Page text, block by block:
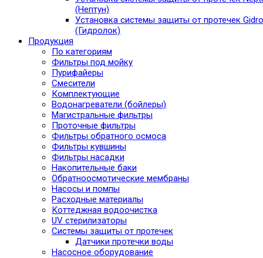
(Нептун)
Установка системы защиты от протечек
(Гидролок)
Продукция
По категориям
Фильтры под мойку
Пурифайеры
Смесители
Комплектующие
Водонагреватели (бойлеры)
Магистральные фильтры
Проточные фильтры
Фильтры обратного осмоса
Фильтры кувшины
Фильтры насадки
Накопительные баки
Обратноосмотические мембраны
Насосы и помпы
Расходные материалы
Коттеджная водоочистка
UV стерилизаторы
Системы защиты от протечек
Датчики протечки воды
Насосное оборудование